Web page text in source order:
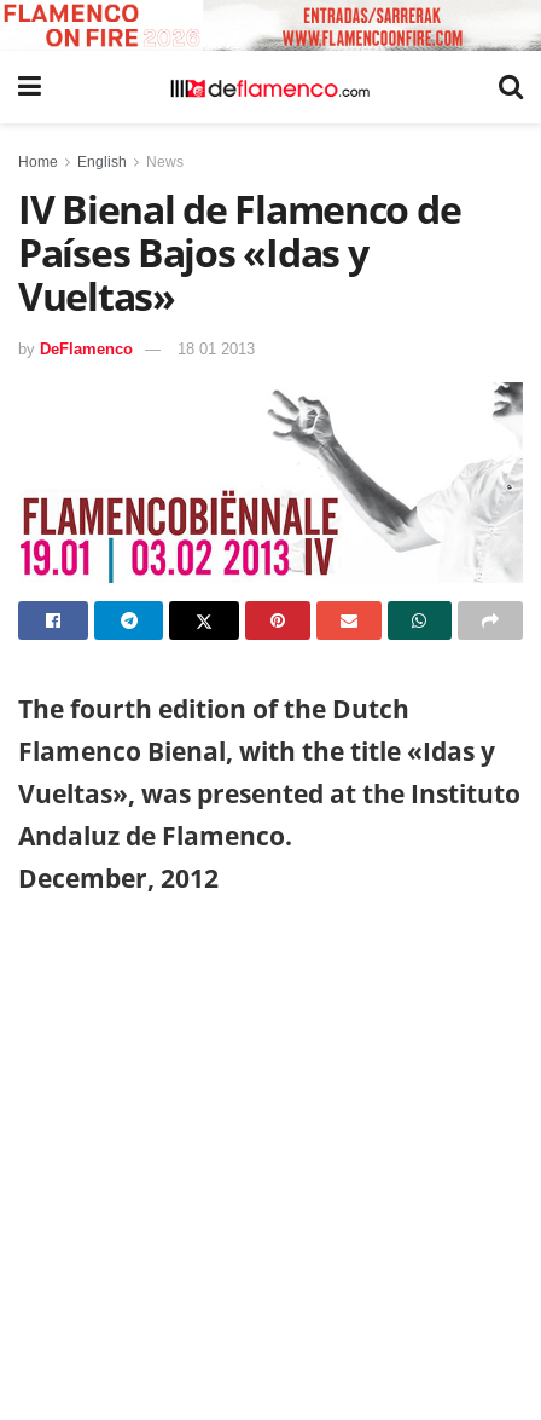
Home English News
IV Bienal de Flamenco de
Países Bajos «Idas y
Vueltas»
by DeFlamenco 18 01 2013
The fourth edition of the Dutch
Flamenco Bienal, with the title «Idas y
Vueltas», was presented at the Instituto
Andaluz de Flamenco.
December, 2012